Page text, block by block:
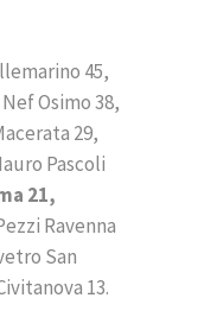
45,
Osimo 38,
29,
Pascoli
21,
Ravenna
San
13.